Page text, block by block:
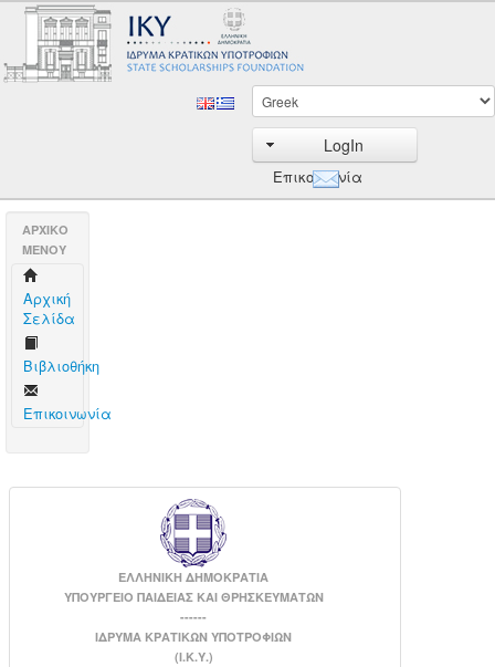
LogIn
Επικοινωνία
AΡΧΙΚΟ
ΜΕΝΟΥ
Aρχική
Σελίδα
Βιβλιοθήκη
Επικοινωνία
ΕΛΛΗΝΙΚΗ ΔΗΜΟΚΡΑΤΙΑ
ΥΠΟΥΡΓΕΙΟ ΠΑΙΔΕΙΑΣ ΚΑΙ ΘΡΗΣΚΕΥΜΑΤΩΝ
------
ΙΔΡΥΜΑ ΚΡΑΤΙΚΩΝ ΥΠΟΤΡΟΦΙΩΝ
(Ι.Κ.Υ.)